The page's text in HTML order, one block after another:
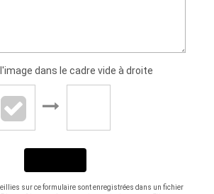
dans le cadre vide à droite
sur ce formulaire sont enregistrées dans un fichier